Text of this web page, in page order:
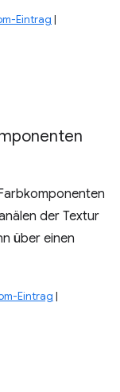
Eintrag |
der Textur
über einen
Eintrag |